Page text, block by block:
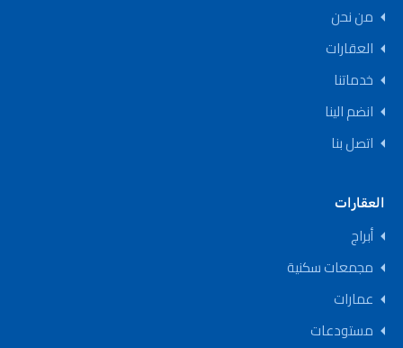
من نحن
العقارات
خدماتنا
انضم الينا
اتصل بنا
العقارات
أبراج
مجمعات سكنية
عمارات
مستودعات